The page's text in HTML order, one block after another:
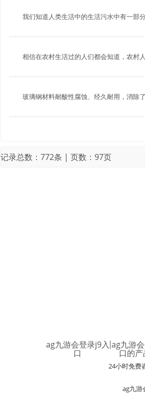
我们知道人类生活中的生活污水中有一部
相信在农村生活过的人们都会知道，农村
玻璃钢材料耐酸性腐蚀、经久耐用，消除
记录总数：772条 | 页数：97页
ag九游会登录j9入
口
ag九游
口的
24小时免费
ag九游